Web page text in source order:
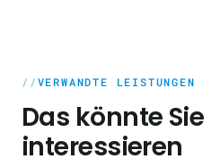
first, ergänzt durch
vor Ort, wenn gewünscht.
VERWANDTE LEISTUNGEN
Das könnte
interessieren